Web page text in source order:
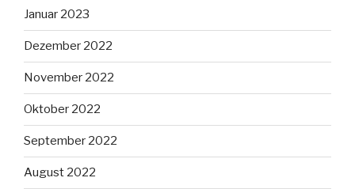
Januar 2023
Dezember 2022
November 2022
Oktober 2022
September 2022
August 2022